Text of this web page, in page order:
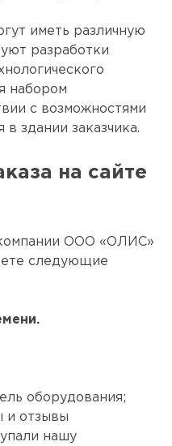
иметь различную
разработки
набором
с возможностями
здании заказчика.
на сайте
ООО «ОЛИС»
следующие
оборудования;
и отзывы
нашу